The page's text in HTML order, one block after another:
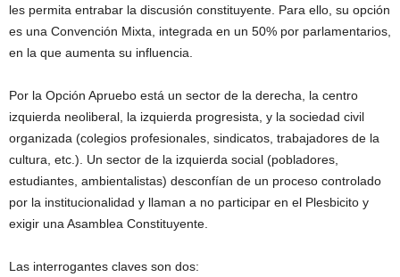
les permita entrabar la discusión constituyente. Para ello, su opción
es una Convención Mixta, integrada en un 50% por parlamentarios,
en la que aumenta su influencia.
Por la Opción Apruebo está un sector de la derecha, la centro
izquierda neoliberal, la izquierda progresista, y la sociedad civil
organizada (colegios profesionales, sindicatos, trabajadores de la
cultura, etc.). Un sector de la izquierda social (pobladores,
estudiantes, ambientalistas) desconfían de un proceso controlado
por la institucionalidad y llaman a no participar en el Plesbicito y
exigir una Asamblea Constituyente.
Las interrogantes claves son dos: